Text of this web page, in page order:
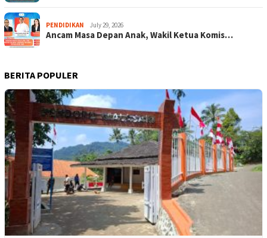
PENDIDIKAN July 29, 2026
Ancam Masa Depan Anak, Wakil Ketua Komis…
BERITA POPULER